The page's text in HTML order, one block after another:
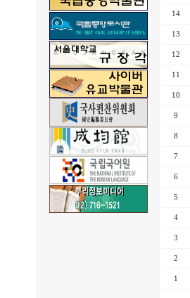
14
13
12
11
10
9
8
7
6
5
4
3
2
1